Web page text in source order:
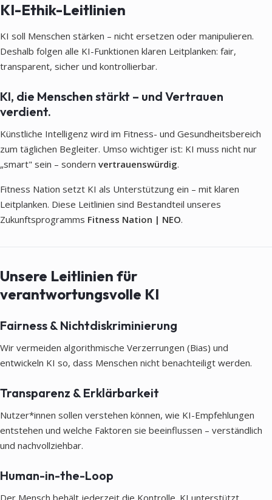
KI-Ethik-Leitlinien
KI soll Menschen stärken – nicht ersetzen oder manipulieren.
Deshalb folgen alle KI-Funktionen klaren Leitplanken: fair,
transparent, sicher und kontrollierbar.
KI, die Menschen stärkt – und Vertrauen
verdient.
Künstliche Intelligenz wird im Fitness- und Gesundheitsbereich
zum täglichen Begleiter. Umso wichtiger ist: KI muss nicht nur
„smart" sein – sondern vertrauenswürdig.
Fitness Nation setzt KI als Unterstützung ein – mit klaren
Leitplanken. Diese Leitlinien sind Bestandteil unseres
Zukunftsprogramms Fitness Nation | NEO.
Unsere Leitlinien für
verantwortungsvolle KI
Fairness & Nichtdiskriminierung
Wir vermeiden algorithmische Verzerrungen (Bias) und
entwickeln KI so, dass Menschen nicht benachteiligt werden.
Transparenz & Erklärbarkeit
Nutzer*innen sollen verstehen können, wie KI-Empfehlungen
entstehen und welche Faktoren sie beeinflussen – verständlich
und nachvollziehbar.
Human-in-the-Loop
Der Mensch behält jederzeit die Kontrolle. KI unterstützt